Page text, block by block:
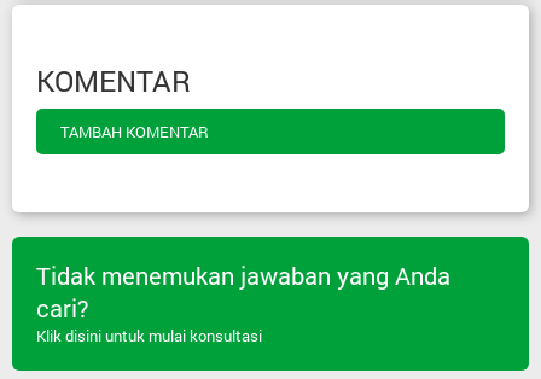
KOMENTAR
TAMBAH KOMENTAR
Tidak menemukan jawaban yang Anda
cari?
Klik disini untuk mulai konsultasi